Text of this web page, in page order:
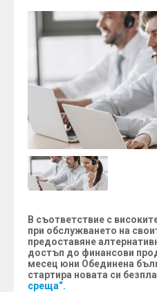
В съответствие с
при обслужването на
предоставяне
достъп до финансови
месец юни Обединена
стартира новата си
среща“.